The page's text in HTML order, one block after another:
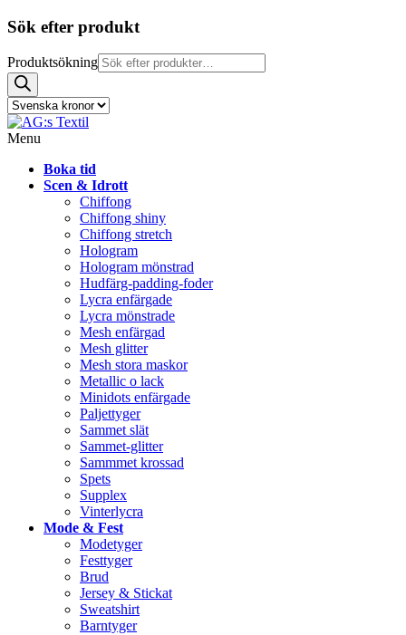
Sök efter produkt
Produktsökning
Menu
Boka tid
Scen & Idrott
Chiffong
Chiffong shiny
Chiffong stretch
Hologram
Hologram mönstrad
Hudfärg-padding-foder
Lycra enfärgade
Lycra mönstrade
Mesh enfärgad
Mesh glitter
Mesh stora maskor
Metallic o lack
Minidots enfärgade
Paljettyger
Sammet slät
Sammet-glitter
Sammmet krossad
Spets
Supplex
Vinterlycra
Mode & Fest
Modetyger
Festtyger
Brud
Jersey & Stickat
Sweatshirt
Barntyger